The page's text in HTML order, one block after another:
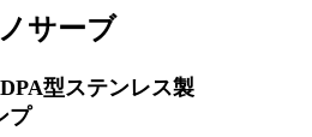
サーブ
型ステンレス製
プ